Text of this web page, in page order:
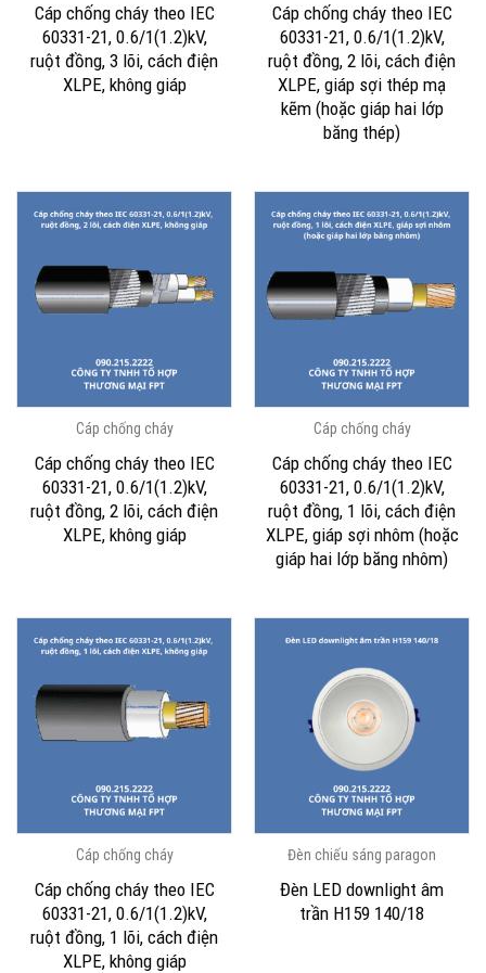
Cáp chống cháy theo IEC
60331-21, 0.6/1(1.2)kV,
ruột đồng, 3 lõi, cách điện
XLPE, không giáp
Cáp chống cháy theo IEC
60331-21, 0.6/1(1.2)kV,
ruột đồng, 2 lõi, cách điện
XLPE, giáp sợi thép mạ
kẽm (hoặc giáp hai lớp
băng thép)
Cáp chống cháy
Cáp chống cháy theo IEC
60331-21, 0.6/1(1.2)kV,
ruột đồng, 2 lõi, cách điện
XLPE, không giáp
Cáp chống cháy
Cáp chống cháy theo IEC
60331-21, 0.6/1(1.2)kV,
ruột đồng, 1 lõi, cách điện
XLPE, giáp sợi nhôm (hoặc
giáp hai lớp băng nhôm)
Cáp chống cháy
Cáp chống cháy theo IEC
60331-21, 0.6/1(1.2)kV,
ruột đồng, 1 lõi, cách điện
XLPE, không giáp
Đèn chiếu sáng paragon
Đèn LED downlight âm
trần H159 140/18